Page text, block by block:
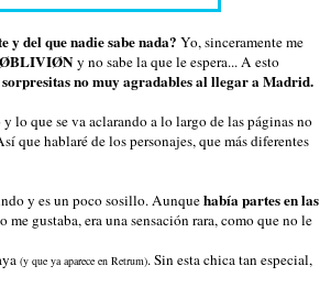
del que nadie sabe nada? Yo, sinceramente me
ØBLIVIØN y no sabe la que le espera... A esto
sorpresitas no muy agradables al llegar a Madrid.
lo que se va aclarando a lo largo de las páginas no
que hablaré de los personajes, que más diferentes
y es un poco sosillo. Aunquehabía partes en las
me gustaba, era una sensación rara, como que no le
(y que ya aparece en Retrum). Sin esta chica tan especial,